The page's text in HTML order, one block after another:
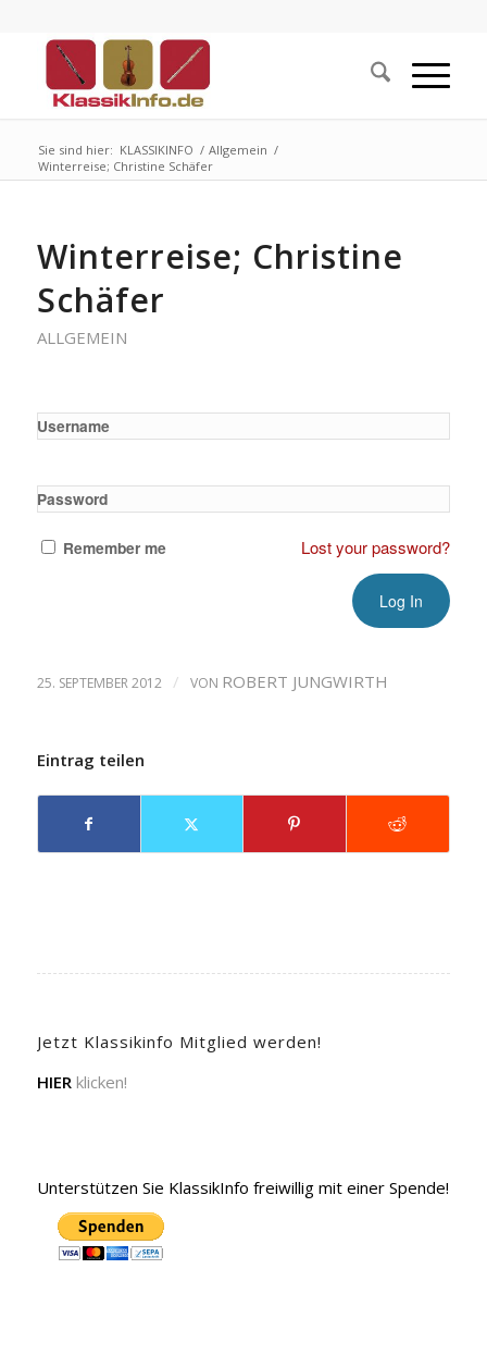
Sie sind hier: KLASSIKINFO / Allgemein /
Winterreise; Christine Schäfer
Winterreise; Christine
Schäfer
ALLGEMEIN
Username
Password
Remember me Lost your password?
25. SEPTEMBER 2012 / VON ROBERT JUNGWIRTH
Eintrag teilen
Jetzt Klassikinfo Mitglied werden!
HIER klicken!
Unterstützen Sie KlassikInfo freiwillig mit einer Spende!